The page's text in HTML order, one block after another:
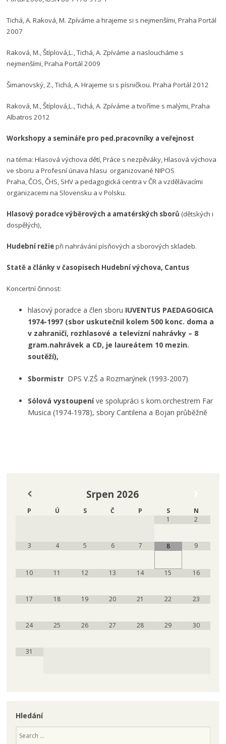
Tichá, A. Raková, M. Zpíváme a hrajeme si s nejmenšími, Praha Portál
2007
Raková, M., Štíplová,L., Tichá, A. Zpíváme a nasloucháme s
nejmenšími, Praha Portál 2009
Šimanovský, Z., Tichá, A. Hrajeme si s písničkou. Praha Portál 2012
Raková, M., Štíplová,L., Tichá, A. Zpíváme a tvoříme s malými, Praha
Albatros 2012
Workshopy a semináře pro ped.pracovníky a veřejnost
na téma: Hlasová výchova dětí, Práce s nezpěváky, Hlasová výchova
ve sboru a Profesní únava hlasu organizované NIPOS
Praha, ČOS, ČHS, SHV a pedagogická centra v ČR a vzdělávacími
organizacemi na Slovensku a v Polsku.
Hlasový poradce výběrových a amatérských sborů (dětských i
dospělých),
Hudební režiepři nahrávání písňových a sborových skladeb.
Statě a články v časopisech Hudební výchova, Cantus
Koncertní činnost:
hlasový poradce a člen sboru IUVENTUS PAEDAGOGICA
1974-1997 (sbor uskutečnil kolem 500 konc. doma a
v zahraničí, rozhlasové a televizní nahrávky – 8
gram.nahrávek a CD, je laureátem 10 mezin.
soutěží),
Sbormistr DPS V.ZŠ a Rozmarýnek (1993-2007)
Sólová vystoupeníve spolupráci s kom.orchestrem Far
Musica (1974-1978), sbory Cantilena a Bojan průběžně
Srpen 2026
P Ú S Č P S
N
1
2
3 4 5 6 7 8 9
10 11 12 13 14 15 16
17 18 19 20 21 22 23
24 25 26 27 28 29 30
31
Hledání